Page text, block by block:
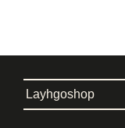
Layhgoshop